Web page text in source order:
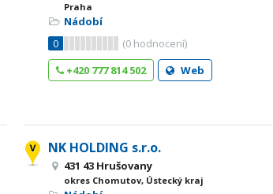
Praha
Nádobí
0
(0 hodnocení)
+420 777 814 502
Web
NK HOLDING s.r.o.
431 43 Hrušovany
okres Chomutov, Ústecký kraj